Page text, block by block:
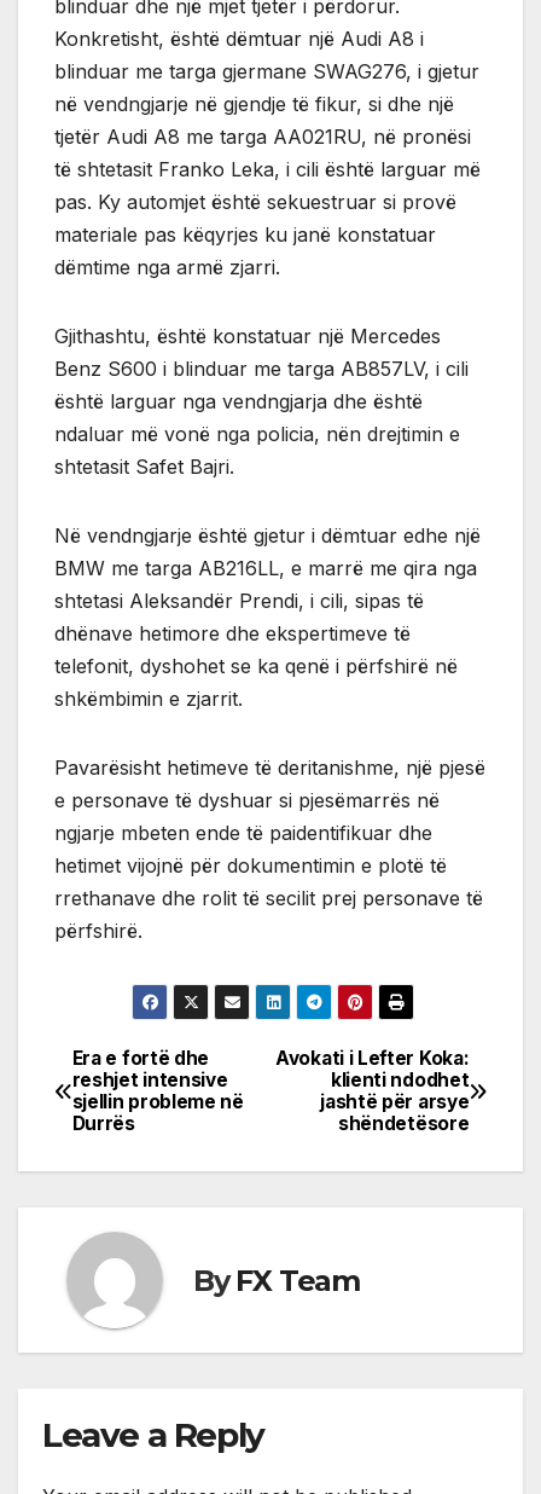
blinduar dhe një mjet tjetër i përdorur.
Konkretisht, është dëmtuar një Audi A8 i
blinduar me targa gjermane SWAG276, i gjetur
në vendngjarje në gjendje të fikur, si dhe një
tjetër Audi A8 me targa AA021RU, në pronësi
të shtetasit Franko Leka, i cili është larguar më
pas. Ky automjet është sekuestruar si provë
materiale pas këqyrjes ku janë konstatuar
dëmtime nga armë zjarri.
Gjithashtu, është konstatuar një Mercedes
Benz S600 i blinduar me targa AB857LV, i cili
është larguar nga vendngjarja dhe është
ndaluar më vonë nga policia, nën drejtimin e
shtetasit Safet Bajri.
Në vendngjarje është gjetur i dëmtuar edhe një
BMW me targa AB216LL, e marrë me qira nga
shtetasi Aleksandër Prendi, i cili, sipas të
dhënave hetimore dhe ekspertimeve të
telefonit, dyshohet se ka qenë i përfshirë në
shkëmbimin e zjarrit.
Pavarësisht hetimeve të deritanishme, një pjesë
e personave të dyshuar si pjesëmarrës në
ngjarje mbeten ende të paidentifikuar dhe
hetimet vijojnë për dokumentimin e plotë të
rrethanave dhe rolit të secilit prej personave të
përfshirë.
Post
navigation
Avokati i Lefter Koka:
klienti ndodhet
jashtë për arsye
shëndetësore
Era e fortë dhe
reshjet intensive
sjellin probleme në
Durrës
ByFX Team
Leave a Reply